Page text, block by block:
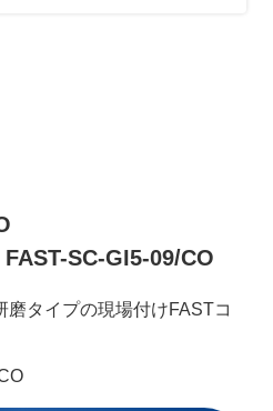
SC-GI5-09/CO
磨タイプの現場付けFASTコ